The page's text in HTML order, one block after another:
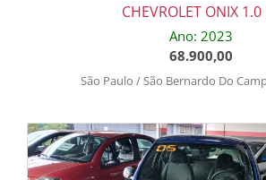
CHEVROLET ONIX 1.0
Ano: 2023
68.900,00
São Paulo / São Bernardo Do